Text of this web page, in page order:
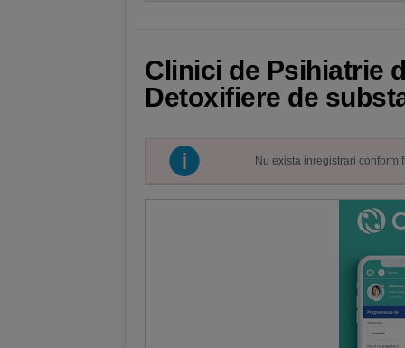
Clinici de Psihiatrie
Detoxifiere de
Nu exista inregistrari